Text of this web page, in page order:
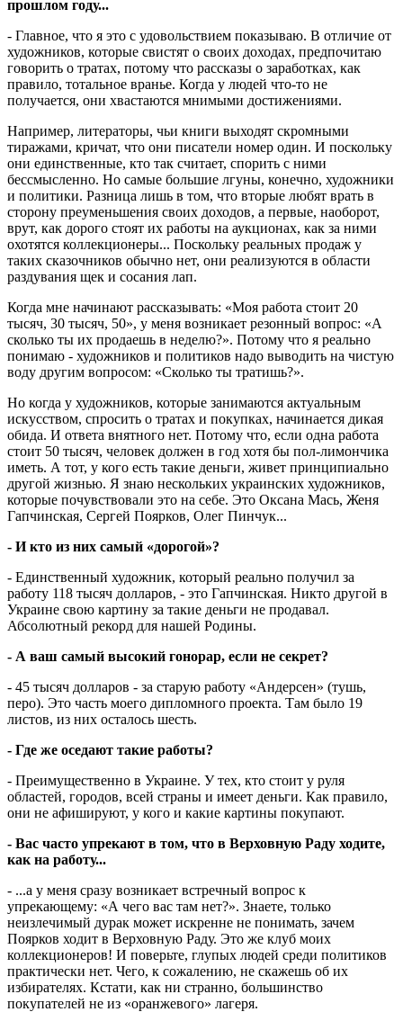
прошлом году...
- Главное, что я это с удовольствием показываю. В отличие от
художников, которые свистят о своих доходах, предпочитаю
говорить о тратах, потому что рассказы о заработках, как
правило, тотальное вранье. Когда у людей что-то не
получается, они хвастаются мнимыми достижениями.
Например, литераторы, чьи книги выходят скромными
тиражами, кричат, что они писатели номер один. И поскольку
они единственные, кто так считает, спорить с ними
бессмысленно. Но самые большие лгуны, конечно, художники
и политики. Разница лишь в том, что вторые любят врать в
сторону преуменьшения своих доходов, а первые, наоборот,
врут, как дорого стоят их работы на аукционах, как за ними
охотятся коллекционеры... Поскольку реальных продаж у
таких сказочников обычно нет, они реализуются в области
раздувания щек и сосания лап.
Когда мне начинают рассказывать: «Моя работа стоит 20
тысяч, 30 тысяч, 50», у меня возникает резонный вопрос: «А
сколько ты их продаешь в неделю?». Потому что я реально
понимаю - художников и политиков надо выводить на чистую
воду другим вопросом: «Сколько ты тратишь?».
Но когда у художников, которые занимаются актуальным
искусством, спросить о тратах и покупках, начинается дикая
обида. И ответа внятного нет. Потому что, если одна работа
стоит 50 тысяч, человек должен в год хотя бы пол-лимончика
иметь. А тот, у кого есть такие деньги, живет принципиально
другой жизнью. Я знаю нескольких украинских художников,
которые почувствовали это на себе. Это Оксана Мась, Женя
Гапчинская, Сергей Поярков, Олег Пинчук...
- И кто из них самый «дорогой»?
- Единственный художник, который реально получил за
работу 118 тысяч долларов, - это Гапчинская. Никто другой в
Украине свою картину за такие деньги не продавал.
Абсолютный рекорд для нашей Родины.
- А ваш самый высокий гонорар, если не секрет?
- 45 тысяч долларов - за старую работу «Андерсен» (тушь,
перо). Это часть моего дипломного проекта. Там было 19
листов, из них осталось шесть.
- Где же оседают такие работы?
- Преимущественно в Украине. У тех, кто стоит у руля
областей, городов, всей страны и имеет деньги. Как правило,
они не афишируют, у кого и какие картины покупают.
- Вас часто упрекают в том, что в Верховную Раду ходите,
как на работу...
- ...а у меня сразу возникает встречный вопрос к
упрекающему: «А чего вас там нет?». Знаете, только
неизлечимый дурак может искренне не понимать, зачем
Поярков ходит в Верховную Раду. Это же клуб моих
коллекционеров! И поверьте, глупых людей среди политиков
практически нет. Чего, к сожалению, не скажешь об их
избирателях. Кстати, как ни странно, большинство
покупателей не из «оранжевого» лагеря.